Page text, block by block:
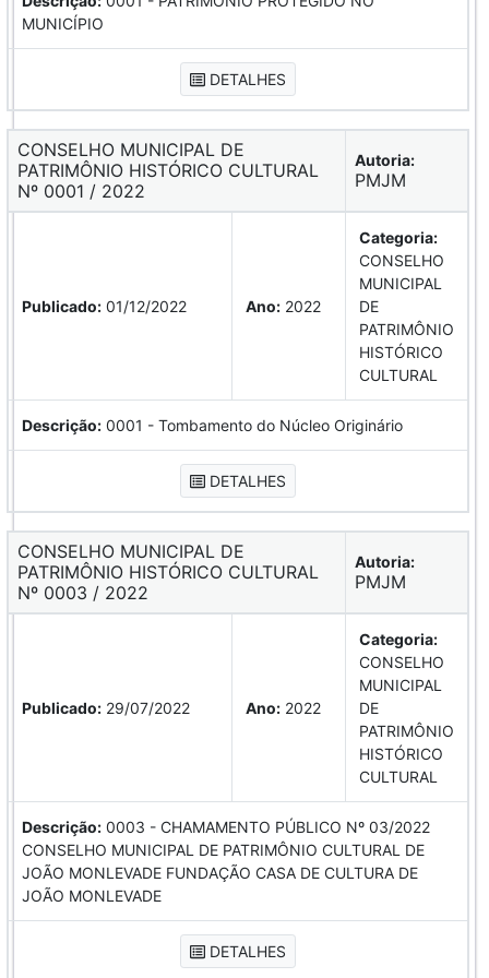
MUNICÍPIO
DETALHES
CONSELHO MUNICIPAL DE
PATRIMÔNIO HISTÓRICO CULTURAL
Nº 0001 / 2022
Autoria:
PMJM
Publicado: 01/12/2022 Ano: 2022
Categoria:
CONSELHO
MUNICIPAL
DE
PATRIMÔNIO
HISTÓRICO
CULTURAL
Descrição: 0001 - Tombamento do Núcleo Originário
DETALHES
CONSELHO MUNICIPAL DE
PATRIMÔNIO HISTÓRICO CULTURAL
Nº 0003 / 2022
Autoria:
PMJM
Publicado: 29/07/2022 Ano: 2022
Categoria:
CONSELHO
MUNICIPAL
DE
PATRIMÔNIO
HISTÓRICO
CULTURAL
Descrição: 0003 - CHAMAMENTO PÚBLICO Nº 03/2022
CONSELHO MUNICIPAL DE PATRIMÔNIO CULTURAL DE
JOÃO MONLEVADE FUNDAÇÃO CASA DE CULTURA DE
JOÃO MONLEVADE
DETALHES